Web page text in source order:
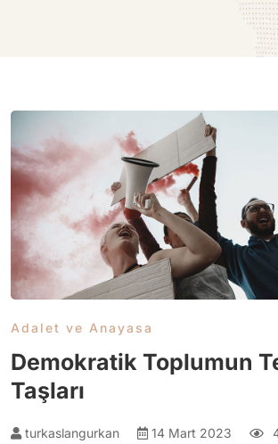
Adalet ve Anayasa
Demokratik Toplumun
Taşları
turkaslangurkan 14 Mart 2023